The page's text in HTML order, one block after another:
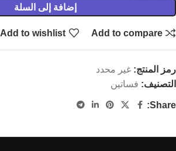
إضافة إلى السلة
Add to compare
Add to wishlist
رمز المنتج: غير محدد
التصنيف: فساتين
Share: